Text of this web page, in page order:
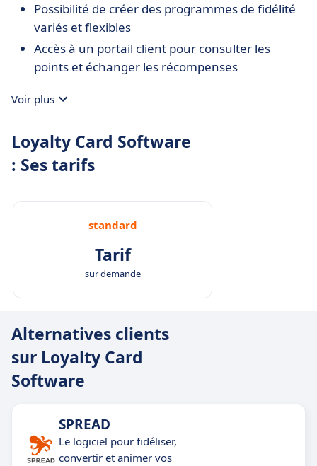
Possibilité de créer des programmes de fidélité
variés et flexibles
Accès à un portail client pour consulter les
points et échanger les récompenses
Voir plus
Loyalty Card Software
: Ses tarifs
standard
Tarif
sur demande
Alternatives clients
sur Loyalty Card
Software
SPREAD
Le logiciel pour fidéliser,
convertir et animer vos